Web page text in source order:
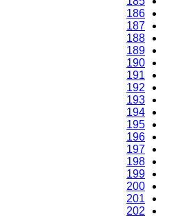
186
187
188
189
190
191
192
193
194
195
196
197
198
199
200
201
202